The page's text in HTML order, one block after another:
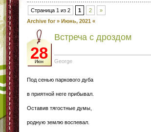
Страница 1 из 2 1 2
»
Archive for » Июнь, 2021 «
28
Июн
Встреча с дроздом
George
Под сенью паркового дуба
в приятной неге прибывал.
Оставив тягостные думы,
родную землю воспевал.